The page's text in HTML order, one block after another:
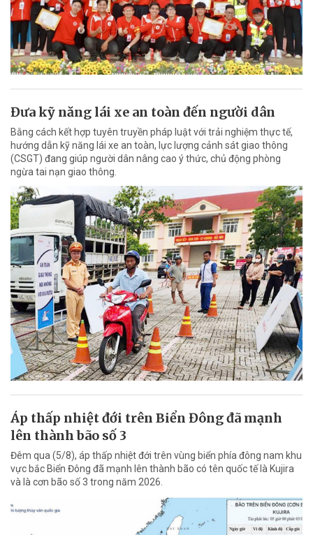
Đưa kỹ năng lái xe an toàn đến người dân
Bằng cách kết hợp tuyên truyền pháp luật với trải nghiệm thực tế,
hướng dẫn kỹ năng lái xe an toàn, lực lượng cảnh sát giao thông
(CSGT) đang giúp người dân nâng cao ý thức, chủ động phòng
ngừa tai nạn giao thông.
Áp thấp nhiệt đới trên Biển Đông đã mạnh
lên thành bão số 3
Đêm qua (5/8), áp thấp nhiệt đới trên vùng biển phía đông nam khu
vực bắc Biển Đông đã mạnh lên thành bão có tên quốc tế là Kujira
và là cơn bão số 3 trong năm 2026.